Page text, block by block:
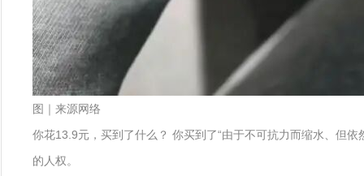
图｜来源网络
你花13.9元，买到了什么？ 你买到了“由于不可抗力而缩水、但
的人权。